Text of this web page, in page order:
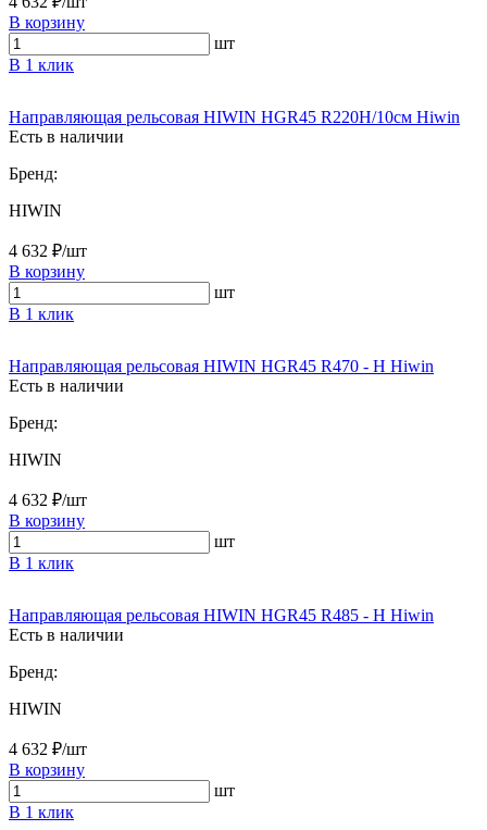
В корзину
шт
В 1 клик
Направляющая рельсовая HIWIN HGR45 R220H/10см Hiwin
Есть в наличии
Бренд:
HIWIN
4 632 ₽/шт
В корзину
шт
В 1 клик
Направляющая рельсовая HIWIN HGR45 R470 - H Hiwin
Есть в наличии
Бренд:
HIWIN
4 632 ₽/шт
В корзину
шт
В 1 клик
Направляющая рельсовая HIWIN HGR45 R485 - H Hiwin
Есть в наличии
Бренд:
HIWIN
4 632 ₽/шт
В корзину
шт
В 1 клик